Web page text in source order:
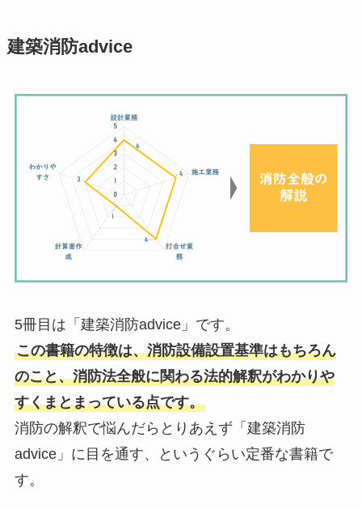
建築消防advice
5冊目は「建築消防advice」です。
この書籍の特徴は、消防設備設置基準はもちろん
のこと、消防法全般に関わる法的解釈がわかりや
すくまとまっている点です。
消防の解釈で悩んだらとりあえず「建築消防
advice」に目を通す、というぐらい定番な書籍で
す。